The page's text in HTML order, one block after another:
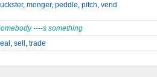
, monger, peddle, pitch, vend
----s something
, sell , trade